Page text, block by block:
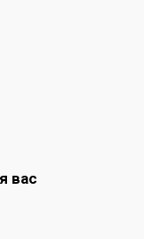
вас